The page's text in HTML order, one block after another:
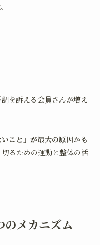
を訴える会員さんが増え
いこと」が最大の原因かも
るための運動と整体の活
のメカニズム